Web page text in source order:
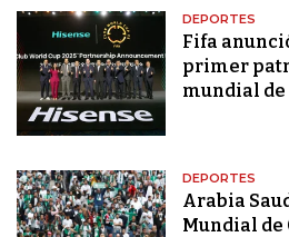
DEPORTES
Fifa
primer
mundial de
DEPORTES
Arabia
Mundial de